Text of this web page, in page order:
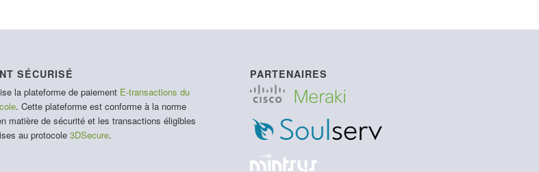
SÉCURISÉ
la plateforme de paiement E-transactions du
. Cette plateforme est conforme à la norme
matière de sécurité et les transactions éligibles
au protocole 3DSecure.
PARTENAIRES